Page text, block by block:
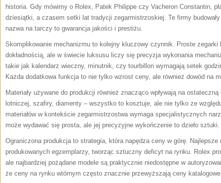
historia. Gdy mówimy o Rolex, Patek Philippe czy Vacheron Constantin,
dziesiątki, a czasem setki lat tradycji zegarmistrzoskiej. Te firmy
nazwa na tarczy to gwarancja jakości i prestiżu.
Skomplikowanie mechanizmu to kolejny kluczowy czynnik. Proste zegarki
dokładnością, ale w świecie luksusu liczy się precyzja wykonania
takie jak kalendarz wieczny, minutnik, czy tourbillon wymagają setek
Każda dodatkowa funkcja to nie tylko wzrost ceny, ale również dowód na
Materiały używane do produkcji również znacząco wpływają na
lotniczej, szafiry, diamenty – wszystko to kosztuje, ale nie tylko ze
materiałów w kontekście zegarmistrzostwa wymaga specjalistycznych
może wydawać się prosta, ale jej precyzyjne wykończenie to dzieło sztuki.
Ograniczona produkcja to strategia, która napędza ceny w górę.
produkowanych egzemplarzy, tworząc sztuczny deficyt na rynku. Rolex
ale najbardziej pożądane modele są praktycznie niedostępne w
że ceny na rynku wtórnym często znacznie przewyższają ceny